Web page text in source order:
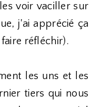
voir vaciller sur
j'ai apprécié ça
réfléchir).
les uns et les
tiers qui nous